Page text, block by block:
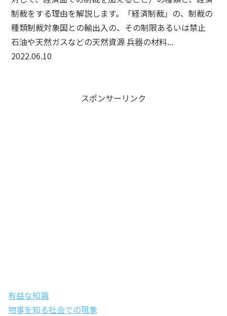
制裁をする理由を解説します。「経済制裁」の、制裁の
種類制裁対象国との輸出入の、その制限あるいは禁止
石油や天然ガスなどの天然資源 兵器の材料...
2022.06.10
スポンサーリンク
有益な知識
物事を知る社会での現象